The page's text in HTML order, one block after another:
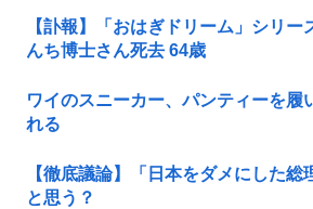
【訃報】「おはぎドリーム」シリー
んち博士さん死去 64歳
ワイのスニーカー、パンティーを履
れる
【徹底議論】「日本をダメにした
と思う？